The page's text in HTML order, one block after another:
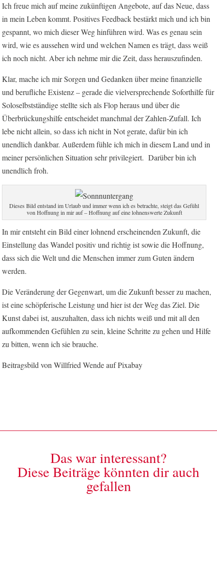
Ich freue mich auf meine zukünftigen Angebote, auf das Neue, dass
in mein Leben kommt. Positives Feedback bestärkt mich und ich bin
gespannt, wo mich dieser Weg hinführen wird. Was es genau sein
wird, wie es aussehen wird und welchen Namen es trägt, dass weiß
ich noch nicht. Aber ich nehme mir die Zeit, dass herauszufinden.
Klar, mache ich mir Sorgen und Gedanken über meine finanzielle
und berufliche Existenz – gerade die vielversprechende Soforthilfe für
Soloselbstständige stellte sich als Flop heraus und über die
Überbrückungshilfe entscheidet manchmal der Zahlen-Zufall. Ich
lebe nicht allein, so dass ich nicht in Not gerate, dafür bin ich
unendlich dankbar. Außerdem fühle ich mich in diesem Land und in
meiner persönlichen Situation sehr privilegiert. Darüber bin ich
unendlich froh.
Dieses Bild entstand im Urlaub und immer wenn ich es betrachte, steigt das Gefühl
von Hoffnung in mir auf – Hoffnung auf eine lohnenswerte Zukunft
In mir entsteht ein Bild einer lohnend erscheinenden Zukunft, die
Einstellung das Wandel positiv und richtig ist sowie die Hoffnung,
dass sich die Welt und die Menschen immer zum Guten ändern
werden.
Die Veränderung der Gegenwart, um die Zukunft besser zu machen,
ist eine schöpferische Leistung und hier ist der Weg das Ziel. Die
Kunst dabei ist, auszuhalten, dass ich nichts weiß und mit all den
aufkommenden Gefühlen zu sein, kleine Schritte zu gehen und Hilfe
zu bitten, wenn ich sie brauche.
Beitragsbild von Willfried Wende auf Pixabay
Das war interessant?
Diese Beiträge könnten dir auch
gefallen